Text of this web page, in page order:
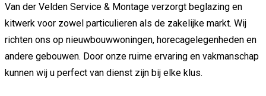
Van der Velden Service & Montage verzorgt beglazing en
kitwerk voor zowel particulieren als de zakelijke markt. Wij
richten ons op nieuwbouwwoningen, horecagelegenheden en
andere gebouwen. Door onze ruime ervaring en vakmanschap
kunnen wij u perfect van dienst zijn bij elke klus.